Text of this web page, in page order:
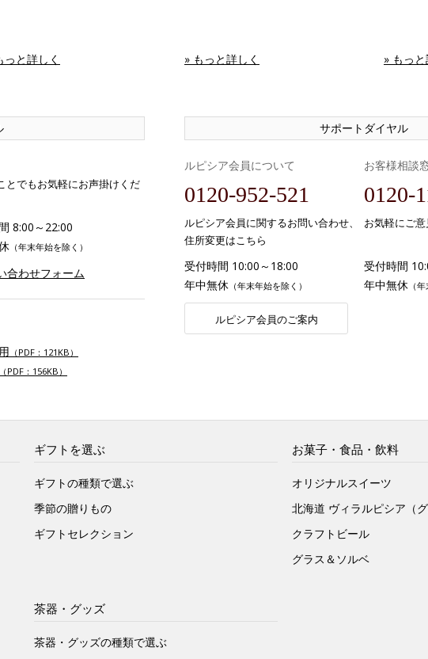
っと詳しく » もっと詳しく » もっと
とでもお気軽にお声掛けくだ
8:00～22:00
（年末年始を除く）
合わせフォーム
（PDF：121KB）
（PDF：156KB）
サポートダイヤル
ルピシア会員について
0120-952-521
ルピシア会員に関するお問い合わせ、
住所変更はこちら
受付時間 10:00～18:00
年中無休 （年末年始を除く）
ルピシア会員のご案内
お客様相談
0120-
お気軽にご
受付時間
年中無休 （
ギフトを選ぶ
ギフトの種類で選ぶ
季節の贈りもの
ギフトセレクション
お菓子・食品・飲料
オリジナルスイーツ
北海道 ヴィラルピシア（グ
クラフトビール
グラス＆ソルベ
茶器・グッズ
茶器・グッズの種類で選ぶ